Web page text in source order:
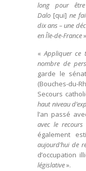
long pour
Dalo [qui] ne
dix ans – une
en Île-de-France
« Appliquer ce
nombre de
garde le
(Bouches-du-
Secours
haut niveau
l’an passé
avec le
également
aujourd’hui de
d’occupation
législative».